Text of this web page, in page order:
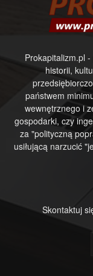
Prokapitalizm.pl
historii,
państwem
wewnętrznego i
gospodarki, czy
za "polityczną
usiłującą narzucić
Skontaktuj